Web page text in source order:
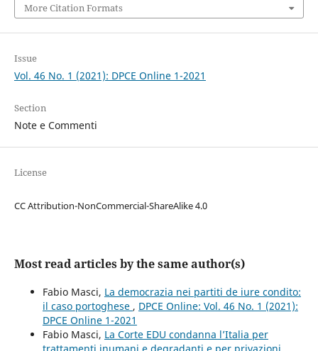
More Citation Formats
Issue
Vol. 46 No. 1 (2021): DPCE Online 1-2021
Section
Note e Commenti
License
CC Attribution-NonCommercial-ShareAlike 4.0
Most read articles by the same author(s)
Fabio Masci, La democrazia nei partiti de iure condito:
il caso portoghese , DPCE Online: Vol. 46 No. 1 (2021):
DPCE Online 1-2021
Fabio Masci, La Corte EDU condanna l’Italia per